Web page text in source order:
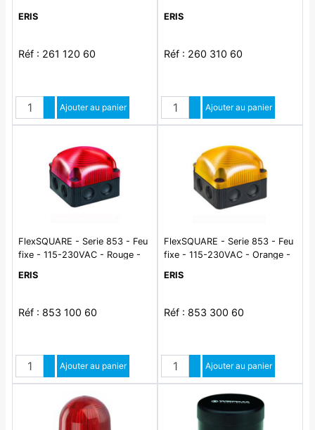
ERIS
Réf : 261 120 60
QuantitéAugmenter quantité
Diminuer quantité
Ajouter au panier
ERIS
Réf : 260 310 60
QuantitéAugmenter quantité
Diminuer quantité
Ajouter au panier
FlexSQUARE - Serie 853 - Feu
fixe - 115-230VAC - Rouge -
ERIS
Réf : 853 100 60
QuantitéAugmenter quantité
Diminuer quantité
Ajouter au panier
FlexSQUARE - Serie 853 - Feu
fixe - 115-230VAC - Orange -
ERIS
Réf : 853 300 60
QuantitéAugmenter quantité
Diminuer quantité
Ajouter au panier